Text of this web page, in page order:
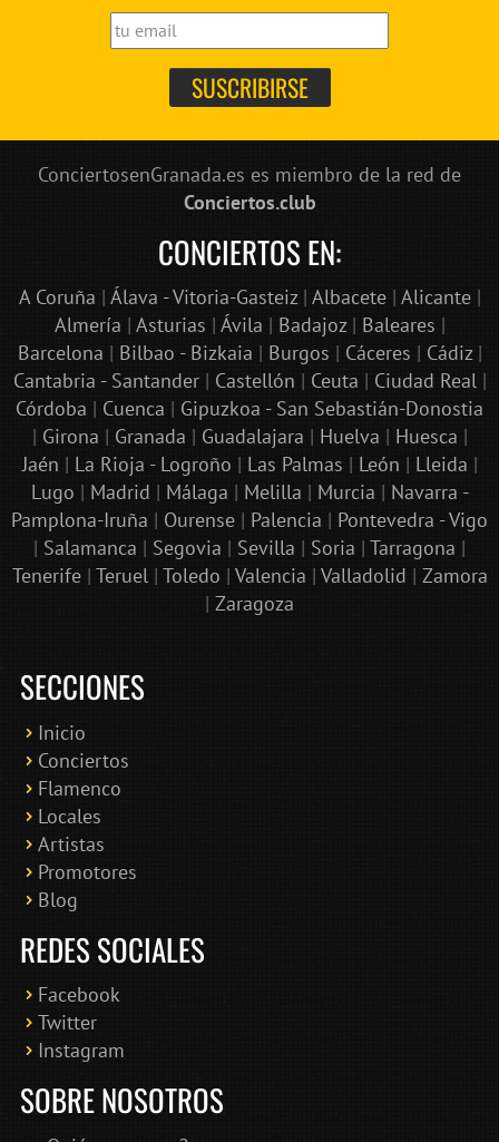
ConciertosenGranada.es es miembro de la red de
Conciertos.club
CONCIERTOS EN:
A Coruña | Álava - Vitoria-Gasteiz| Albacete| Alicante|
Almería | Asturias | Ávila | Badajoz| Baleares |
Barcelona | Bilbao - Bizkaia | Burgos | Cáceres | Cádiz|
Cantabria - Santander| Castellón | Ceuta | Ciudad Real|
Córdoba | Cuenca | Gipuzkoa - San Sebastián-Donostia
| Girona | Granada | Guadalajara | Huelva | Huesca |
Jaén | La Rioja - Logroño | Las Palmas | León | Lleida |
Lugo | Madrid | Málaga | Melilla | Murcia | Navarra -
Pamplona-Iruña | Ourense | Palencia | Pontevedra - Vigo
| Salamanca | Segovia | Sevilla | Soria | Tarragona |
Tenerife| Teruel| Toledo | Valencia | Valladolid | Zamora
| Zaragoza
SECCIONES
Inicio
Conciertos
Flamenco
Locales
Artistas
Promotores
Blog
REDES SOCIALES
Facebook
Twitter
Instagram
SOBRE NOSOTROS